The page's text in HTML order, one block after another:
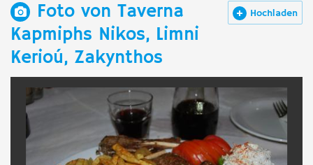
Hochladen
Foto von Taverna
Kapmiphs Nikos, Limni
Kerioú, Zakynthos